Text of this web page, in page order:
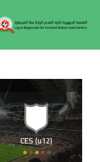
CES (u12)